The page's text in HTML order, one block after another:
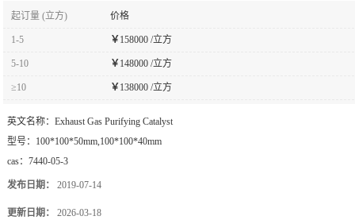
起订量 (立方) 价格
1-5 ￥158000 /立方
5-10 ￥148000 /立方
≥10 ￥138000 /立方
英文名称： Exhaust Gas Purifying Catalyst
型号： 100*100*50mm,100*100*40mm
cas： 7440-05-3
发布日期： 2019-07-14
更新日期： 2026-03-18